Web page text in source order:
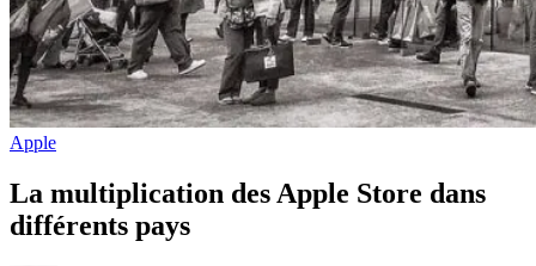
Apple
La multiplication des Apple Store dans
différents pays